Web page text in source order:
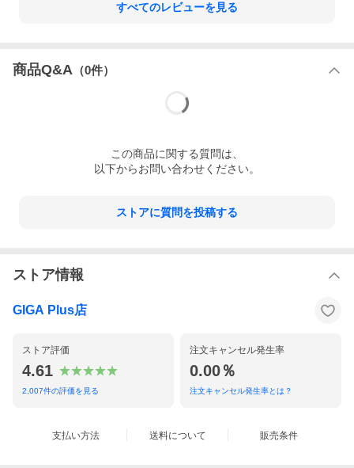
すべてのレビューを見る
商品Q&A （0件）
この商品に関する質問は、
以下からお問い合わせください。
ストアに質問を投稿する
ストア情報
GIGA Plus店
ストア評価
4.61
2,007件の評価を見る
注文キャンセル発生率
0.00％
注文キャンセル発生率とは？
支払い方法 送料について 販売条件